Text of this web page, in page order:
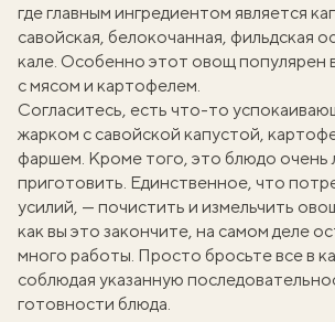
где главным ингредиентом является
савойская, белокочанная, фильдская
кале. Особенно этот овощ популярен
с мясом и картофелем.
Согласитесь, есть что-то
жарком с савойской капустой,
фаршем. Кроме того, это блюдо очень
приготовить. Единственное, что
усилий, — почистить и измельчить
как вы это закончите, на самом деле
много работы. Просто бросьте все в
соблюдая указанную
готовности блюда.